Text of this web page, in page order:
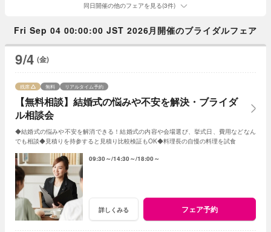
同日開催の他のフェアを見る(3件)
Fri Sep 04 00:00:00 JST 2026月開催のブライダルフェア
9/4 (金)
【無料相談】結婚式の悩みや不安を解決・ブライダ
ル相談会
残席 無料 リアルタイム予約
◆結婚式の悩みや不安を解消できる！結婚式の内容や会場選び、挙式日、費用などなん
でも相談◆見積りを持参すると見積り比較検証もOK◆料理長の自慢の料理を試食
09:30～ 14:30～ 18:00～
詳しくみる フェア予約